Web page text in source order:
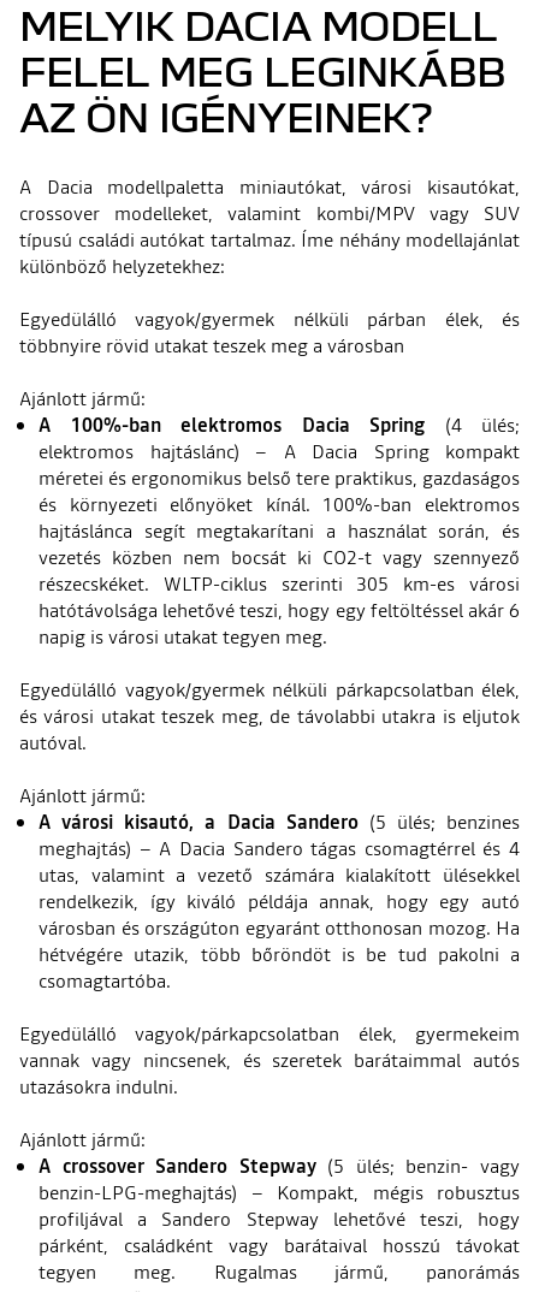
MELYIK DACIA MODELL
FELEL MEG LEGINKÁBB
AZ ÖN IGÉNYEINEK?
A Dacia modellpaletta miniautókat, városi kisautókat,
crossover modelleket, valamint kombi/MPV vagy SUV
típusú családi autókat tartalmaz. Íme néhány modellajánlat
különböző helyzetekhez:
Egyedülálló vagyok/gyermek nélküli párban élek, és
többnyire rövid utakat teszek meg a városban
Ajánlott jármű:
A 100%-ban elektromos Dacia Spring (4 ülés;
elektromos hajtáslánc) – A Dacia Spring kompakt
méretei és ergonomikus belső tere praktikus, gazdaságos
és környezeti előnyöket kínál. 100%-ban elektromos
hajtáslánca segít megtakarítani a használat során, és
vezetés közben nem bocsát ki CO2-t vagy szennyező
részecskéket. WLTP-ciklus szerinti 305 km-es városi
hatótávolsága lehetővé teszi, hogy egy feltöltéssel akár 6
napig is városi utakat tegyen meg.
Egyedülálló vagyok/gyermek nélküli párkapcsolatban élek,
és városi utakat teszek meg, de távolabbi utakra is eljutok
autóval.
Ajánlott jármű:
A városi kisautó, a Dacia Sandero(5 ülés; benzines
meghajtás) – A Dacia Sandero tágas csomagtérrel és 4
utas, valamint a vezető számára kialakított ülésekkel
rendelkezik, így kiváló példája annak, hogy egy autó
városban és országúton egyaránt otthonosan mozog. Ha
hétvégére utazik, több bőröndöt is be tud pakolni a
csomagtartóba.
Egyedülálló vagyok/párkapcsolatban élek, gyermekeim
vannak vagy nincsenek, és szeretek barátaimmal autós
utazásokra indulni.
Ajánlott jármű:
A crossover Sandero Stepway(5 ülés; benzin- vagy
benzin-LPG-meghajtás) – Kompakt, mégis robusztus
profiljával a Sandero Stepway lehetővé teszi, hogy
párként, családként vagy barátaival hosszú távokat
tegyen meg. Rugalmas jármű, panorámás